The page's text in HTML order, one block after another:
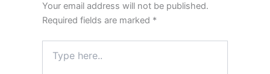
Your email address will not be published.
Required fields are marked *
here..